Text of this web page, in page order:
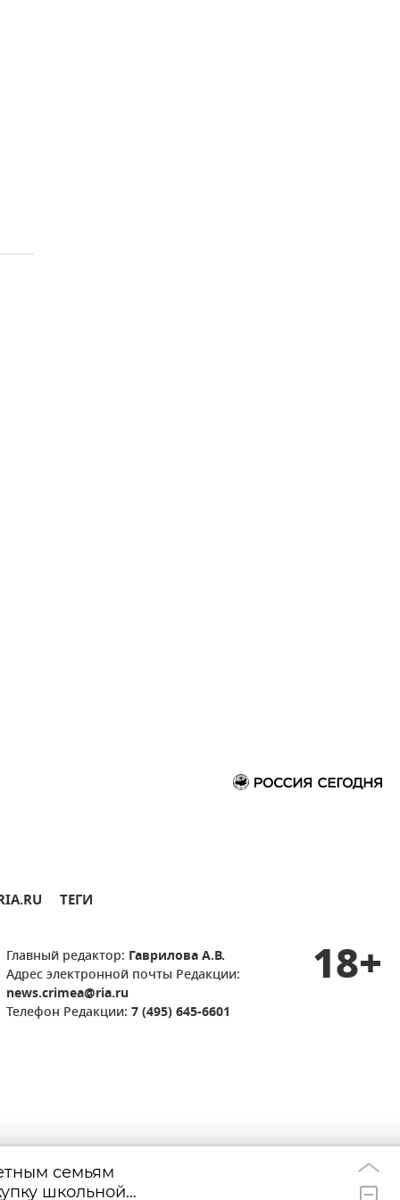
ТЕГИ
Главный редактор: Гаврилова А.В.
Адрес электронной почты Редакции:
news.crimea@ria.ru
Телефон Редакции: 7 (495) 645-6601
18+
семьям
школьной
В Крым с
"Дон" открыли